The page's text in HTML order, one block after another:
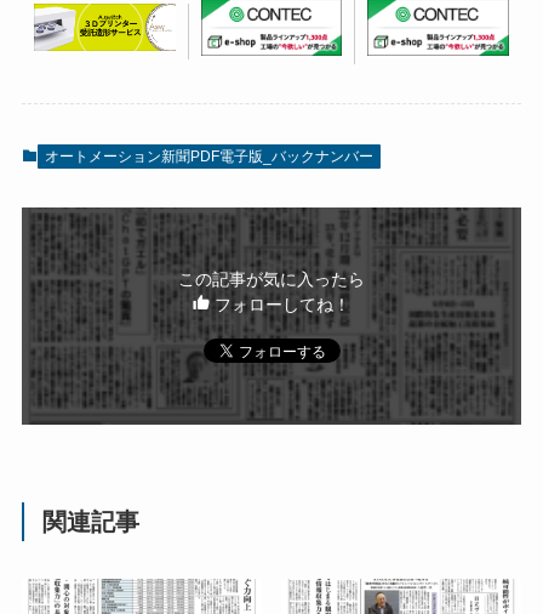
オートメーション新聞PDF電子版_バックナンバー
この記事が気に入ったら
フォローしてね！
関連記事